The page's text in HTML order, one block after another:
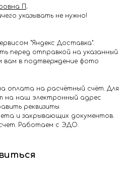
П .
указывать не нужно!
"Яндекс Доставка".
перед отправкой на указанный
вам в подтверждение фото
оплата на расчётный счёт. Для
на наш электронный адрес
реквизиты
и закрывающих документов.
Работаем с ЭДО.